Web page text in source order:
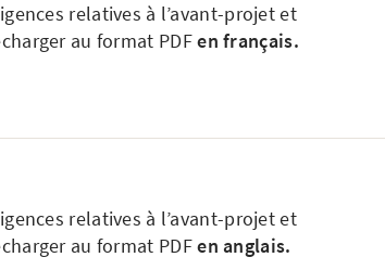
relatives à l’avant-projet et
au format PDFen français.
relatives à l’avant-projet et
au format PDFen anglais.